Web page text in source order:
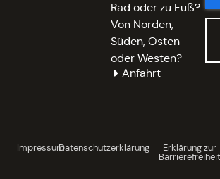
Rad oder zu Fuß?
Von Norden,
Süden, Osten
oder Westen?
Anfahrt
ImpressumDatenschutzerklärung Erklärung zur
Barrierefreiheit